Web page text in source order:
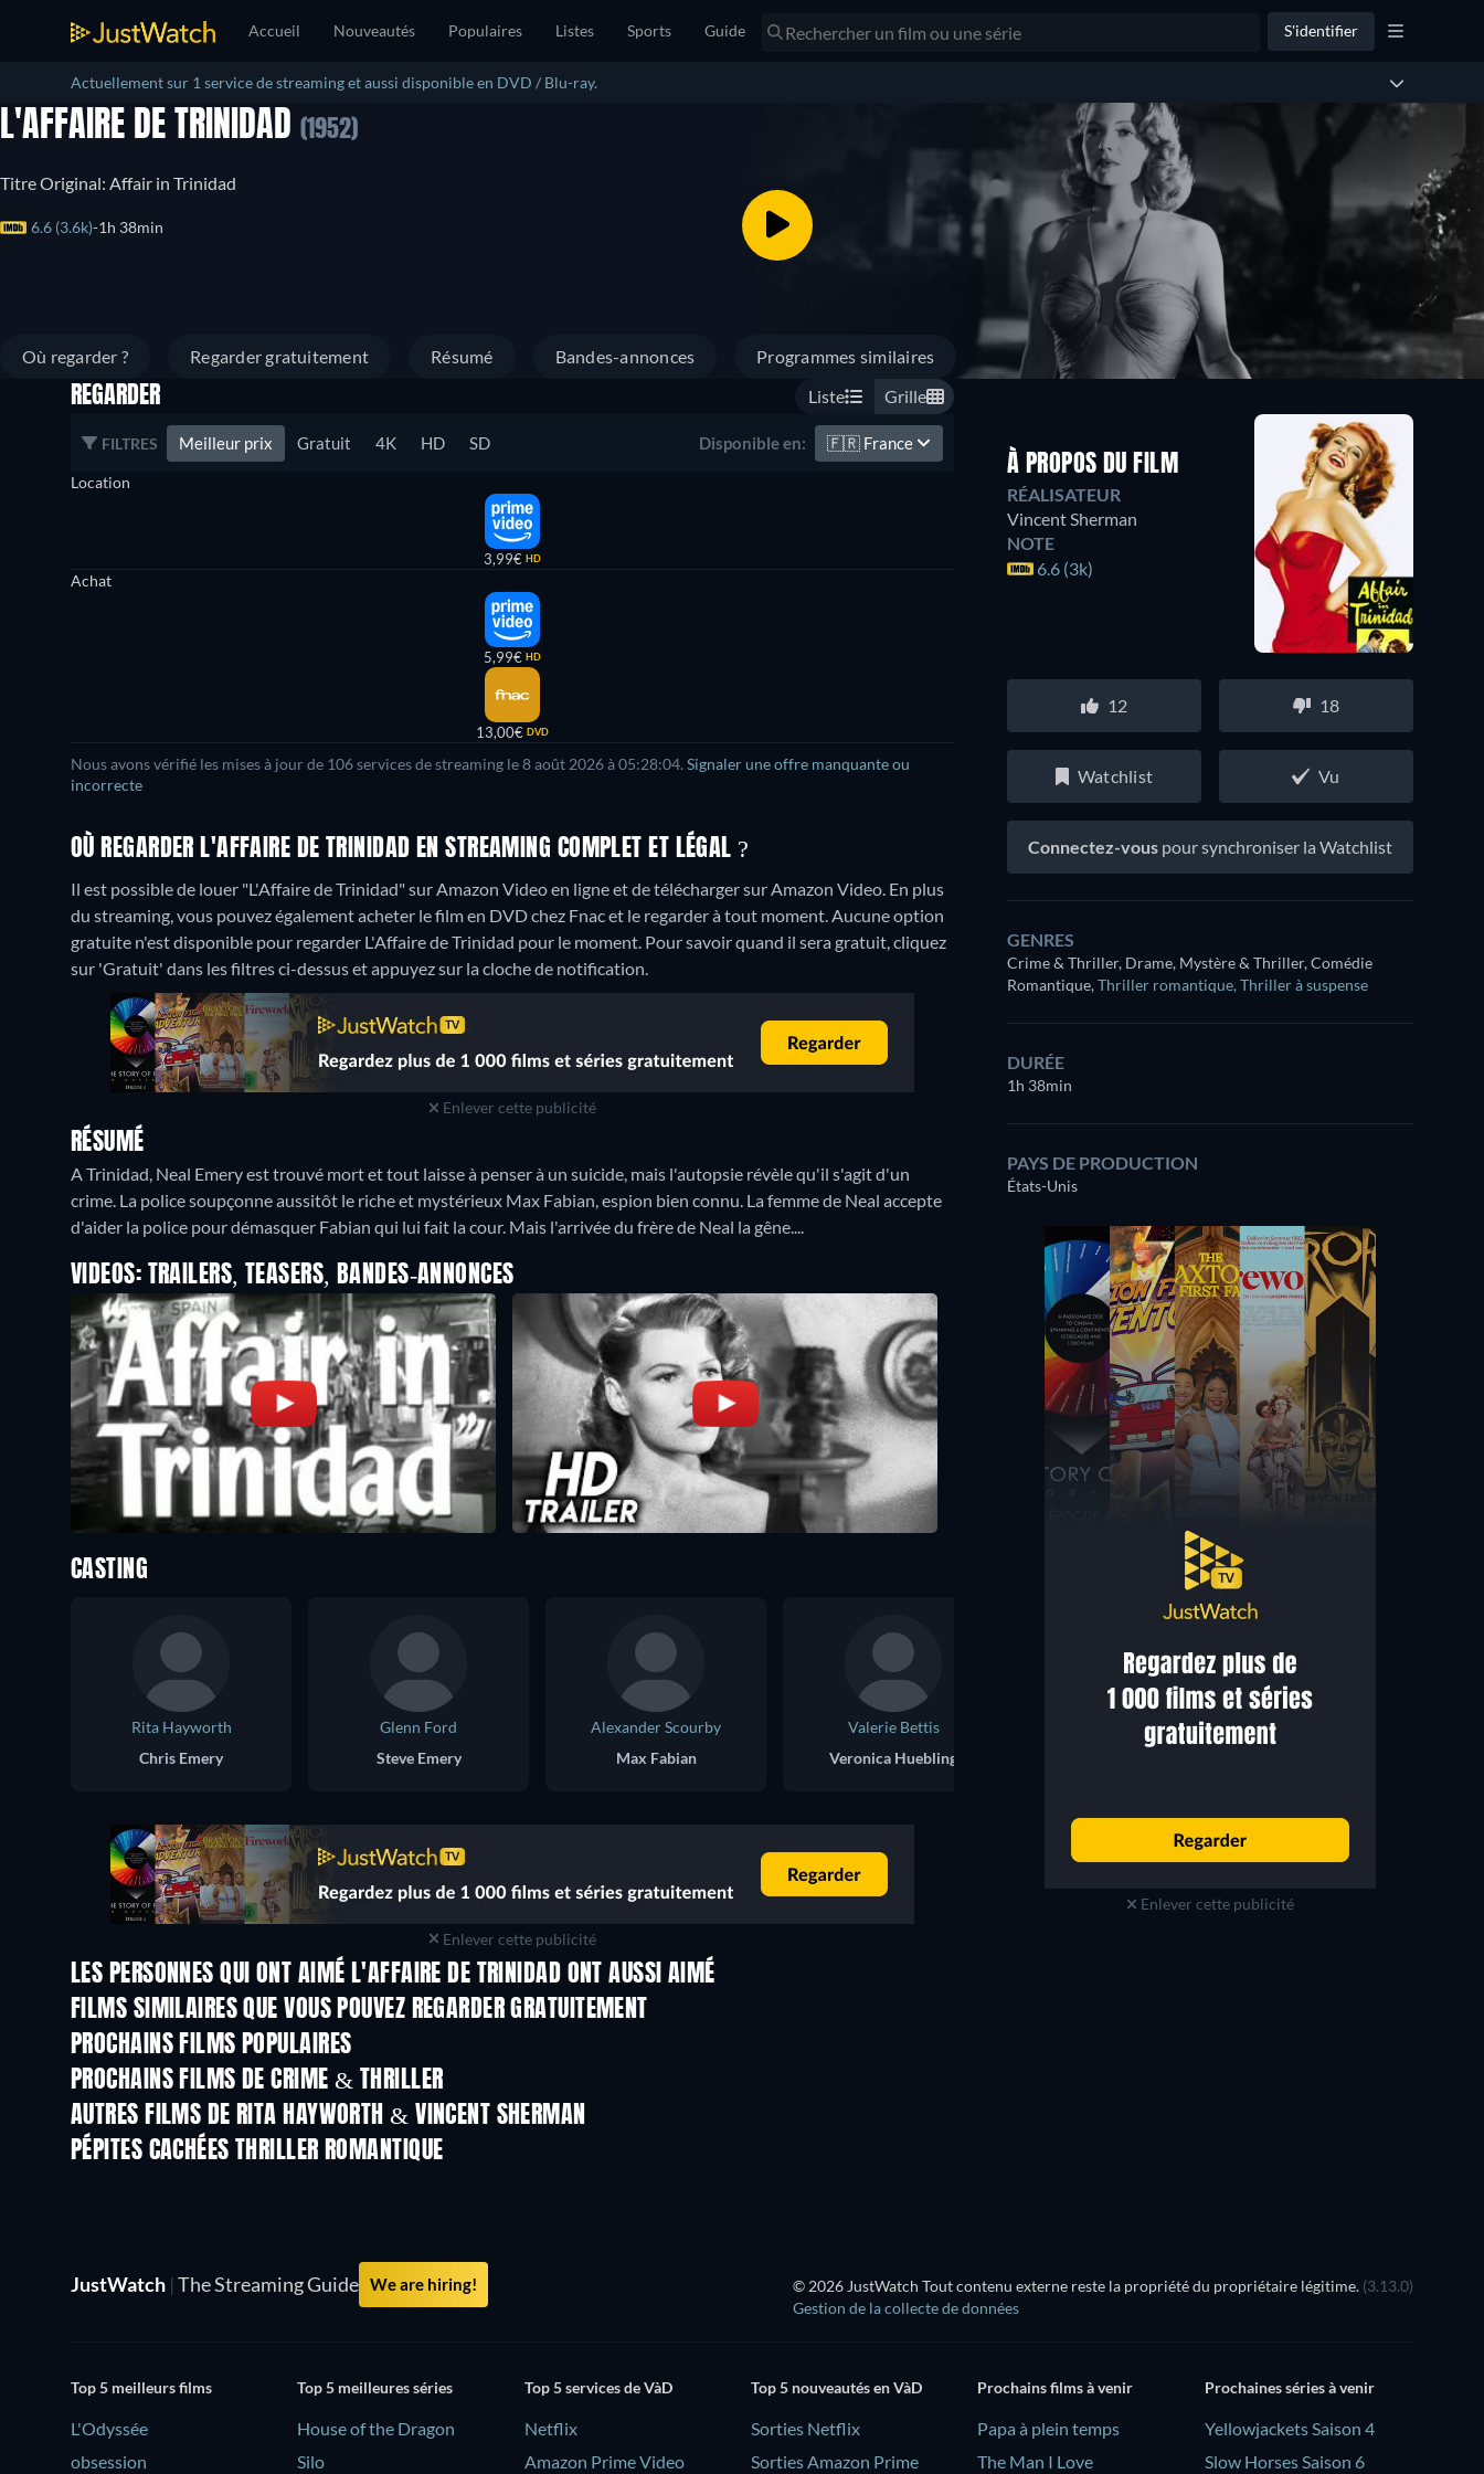
Accueil Nouveautés Populaires Listes Sports Guide S'identifier
Actuellement sur 1 service de streaming et aussi disponible en DVD / Blu-ray.
L'AFFAIRE DE TRINIDAD (1952)
Titre Original: Affair in Trinidad
6.6 (3.6k) 1h 38min
Où regarder ? Regarder gratuitement Résumé Bandes-annonces Programmes similaires
REGARDER Liste Grille
FILTRES Meilleur prix Gratuit 4K HD SD Disponible en: 🇫🇷 France
Location
3,99€ HD
Achat
5,99€ HD
13,00€ DVD
Nous avons vérifié les mises à jour de 106 services de streaming le 8 août 2026 à 05:28:04. Signaler une offre manquante ou
incorrecte
OÙ REGARDER L'AFFAIRE DE TRINIDAD EN STREAMING COMPLET ET LÉGAL ?
Il est possible de louer "L'Affaire de Trinidad" sur Amazon Video en ligne et de télécharger sur Amazon Video. En plus
du streaming, vous pouvez également acheter le film en DVD chez Fnac et le regarder à tout moment.Aucune option
gratuite n'est disponible pour regarder L'Affaire de Trinidad pour le moment. Pour savoir quand il sera gratuit, cliquez
sur 'Gratuit' dans les filtres ci-dessus et appuyez sur la cloche de notification.
Enlever cette publicité
RÉSUMÉ
A Trinidad, Neal Emery est trouvé mort et tout laisse à penser à un suicide, mais l'autopsie révèle qu'il s'agit d'un
crime. La police soupçonne aussitôt le riche et mystérieux Max Fabian, espion bien connu. La femme de Neal accepte
d'aider la police pour démasquer Fabian qui lui fait la cour. Mais l'arrivée du frère de Neal la gêne....
VIDEOS: TRAILERS, TEASERS, BANDES-ANNONCES
À PROPOS DU FILM
RÉALISATEUR
Vincent Sherman
NOTE
6.6 (3k)
12 18
Watchlist Vu
Connectez-vous pour synchroniser la Watchlist
GENRES
Crime & Thriller, Drame, Mystère & Thriller, Comédie
Romantique,Thriller romantique, Thriller à suspense
DURÉE
1h 38min
PAYS DE PRODUCTION
États-Unis
Enlever cette publicité
CASTING
Rita Hayworth
Chris Emery
Glenn Ford
Steve Emery
Alexander Scourby
Max Fabian
Valerie Bettis
Veronica Huebling
Torin Thatcher
Enlever cette publicité
LES PERSONNES QUI ONT AIMÉ L'AFFAIRE DE TRINIDAD ONT AUSSI AIMÉ
FILMS SIMILAIRES QUE VOUS POUVEZ REGARDER GRATUITEMENT
PROCHAINS FILMS POPULAIRES
PROCHAINS FILMS DE CRIME & THRILLER
AUTRES FILMS DE RITA HAYWORTH & VINCENT SHERMAN
PÉPITES CACHÉES THRILLER ROMANTIQUE
JustWatch | The Streaming Guide We are hiring! © 2026 JustWatch Tout contenu externe reste la propriété du propriétaire légitime. (3.13.0)
Gestion de la collecte de données
Top 5 meilleurs films
L'Odyssée
obsession
Top 5 meilleures séries
House of the Dragon
Silo
Top 5 services de VàD
Netflix
Amazon Prime Video
Top 5 nouveautés en VàD
Sorties Netflix
Sorties Amazon Prime
Prochains films à venir
‎Papa à plein temps
The Man I Love
Prochaines séries à venir
Yellowjackets Saison 4
Slow Horses Saison 6